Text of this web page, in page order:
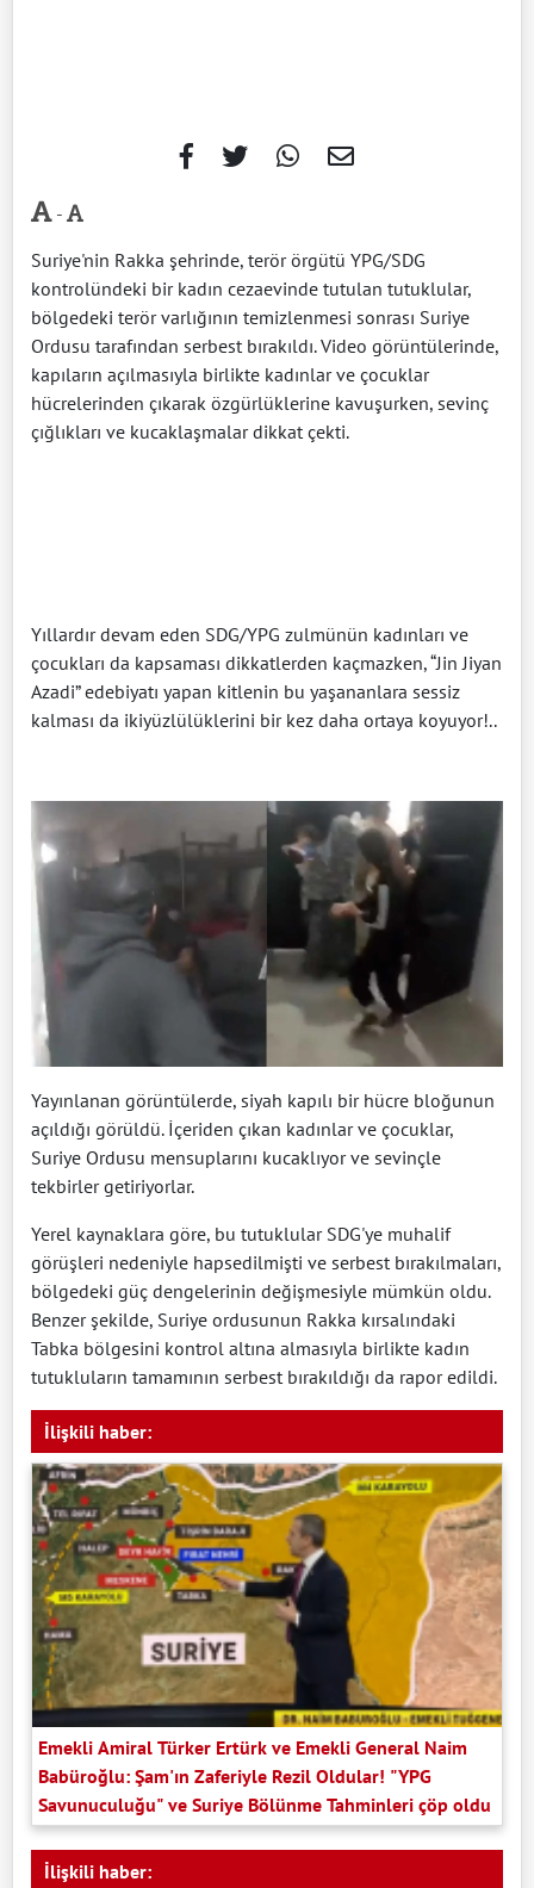
-
Suriye'nin Rakka şehrinde, terör örgütü YPG/SDG
kontrolündeki bir kadın cezaevinde tutulan tutuklular,
bölgedeki terör varlığının temizlenmesi sonrası Suriye
Ordusu tarafından serbest bırakıldı. Video görüntülerinde,
kapıların açılmasıyla birlikte kadınlar ve çocuklar
hücrelerinden çıkarak özgürlüklerine kavuşurken, sevinç
çığlıkları ve kucaklaşmalar dikkat çekti.
Yıllardır devam eden SDG/YPG zulmünün kadınları ve
çocukları da kapsaması dikkatlerden kaçmazken, “Jin Jiyan
Azadi” edebiyatı yapan kitlenin bu yaşananlara sessiz
kalması da ikiyüzlülüklerini bir kez daha ortaya koyuyor!..
Yayınlanan görüntülerde, siyah kapılı bir hücre bloğunun
açıldığı görüldü. İçeriden çıkan kadınlar ve çocuklar,
Suriye Ordusu mensuplarını kucaklıyor ve sevinçle
tekbirler getiriyorlar.
Yerel kaynaklara göre, bu tutuklular SDG'ye muhalif
görüşleri nedeniyle hapsedilmişti ve serbest bırakılmaları,
bölgedeki güç dengelerinin değişmesiyle mümkün oldu.
Benzer şekilde, Suriye ordusunun Rakka kırsalındaki
Tabka bölgesini kontrol altına almasıyla birlikte kadın
tutukluların tamamının serbest bırakıldığı da rapor edildi.
İlişkili haber:
Emekli Amiral Türker Ertürk ve Emekli General Naim
Babüroğlu: Şam'ın Zaferiyle Rezil Oldular! "YPG
Savunuculuğu" ve Suriye Bölünme Tahminleri çöp oldu
İlişkili haber: